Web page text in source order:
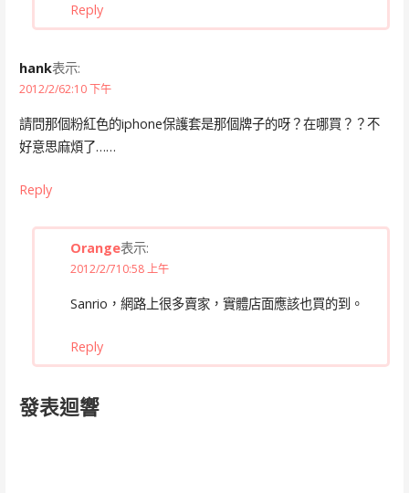
Reply
hank表示:
2012/2/62:10 下午
請問那個粉紅色的iphone保護套是那個牌子的呀？在哪買？？不
好意思麻煩了……
Reply
Orange表示:
2012/2/710:58 上午
Sanrio，網路上很多賣家，實體店面應該也買的到。
Reply
發表迴響